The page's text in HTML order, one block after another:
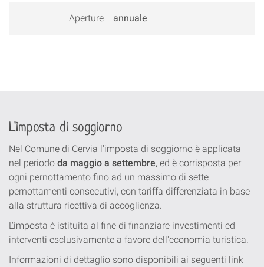
Aperture annuale
L'imposta di soggiorno
Nel Comune di Cervia l'imposta di soggiorno è applicata
nel periodo da maggio a settembre, ed è corrisposta per
ogni pernottamento fino ad un massimo di sette
pernottamenti consecutivi, con tariffa differenziata in base
alla struttura ricettiva di accoglienza.
L'imposta è istituita al fine di finanziare investimenti ed
interventi esclusivamente a favore dell'economia turistica.
Informazioni di dettaglio sono disponibili ai seguenti link